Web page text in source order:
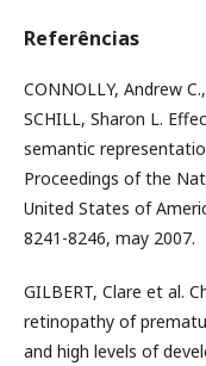
Referências
CONNOLLY, Andrew
SCHILL, Sharon L.
semantic
Proceedings of the
United States of
8241-8246, may 2007.
GILBERT, Clare et al.
retinopathy of
and high levels of